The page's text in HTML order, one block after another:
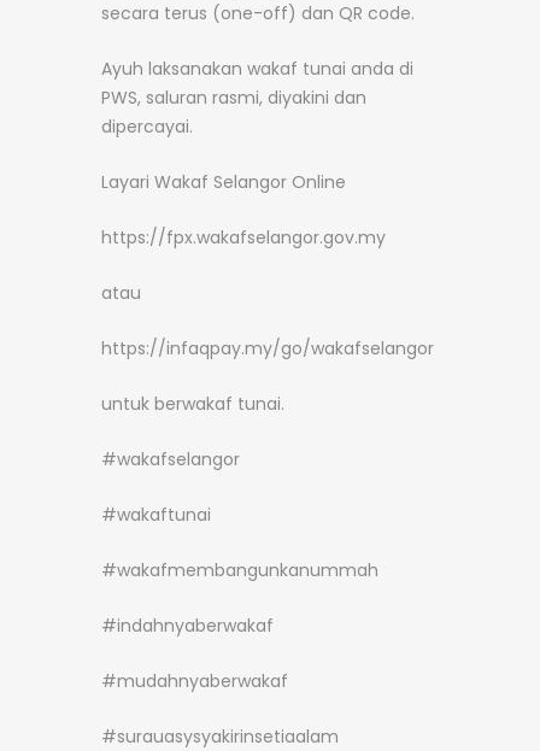
secara terus (one-off) dan QR code.
Ayuh laksanakan wakaf tunai anda di
PWS, saluran rasmi, diyakini dan
dipercayai.
Layari Wakaf Selangor Online
https://fpx.wakafselangor.gov.my
atau
https://infaqpay.my/go/wakafselangor
untuk berwakaf tunai.
#wakafselangor
#wakaftunai
#wakafmembangunkanummah
#indahnyaberwakaf
#mudahnyaberwakaf
#surauasysyakirinsetiaalam